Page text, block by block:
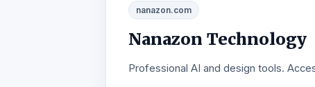
nanazon.com
Nanazon Technology
Professional AI and design tools.